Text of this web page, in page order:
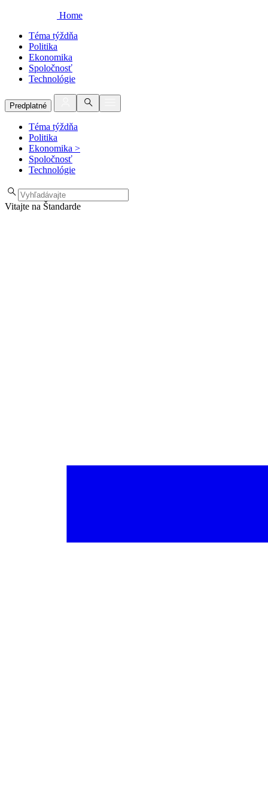
Home
Téma týždňa
Politika
Ekonomika
Spoločnosť
Technológie
Predplatné
Téma týždňa
Politika
Ekonomika >
Spoločnosť
Technológie
Vitajte na Štandarde